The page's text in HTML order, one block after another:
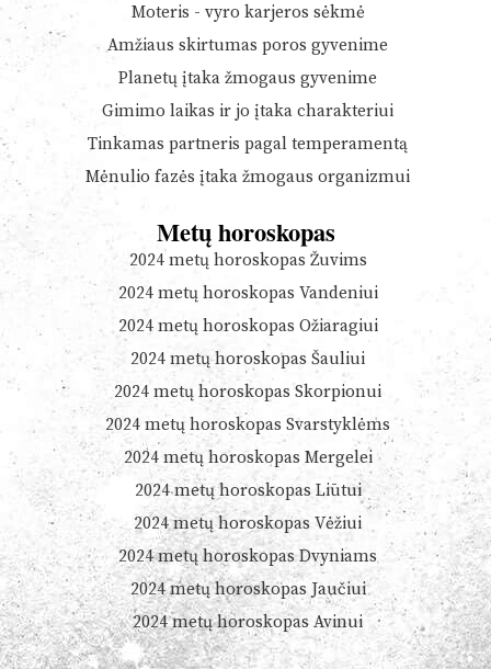
Moteris - vyro karjeros sėkmė
Amžiaus skirtumas poros gyvenime
Planetų įtaka žmogaus gyvenime
Gimimo laikas ir jo įtaka charakteriui
Tinkamas partneris pagal temperamentą
Mėnulio fazės įtaka žmogaus organizmui
Metų horoskopas
2024 metų horoskopas Žuvims
2024 metų horoskopas Vandeniui
2024 metų horoskopas Ožiaragiui
2024 metų horoskopas Šauliui
2024 metų horoskopas Skorpionui
2024 metų horoskopas Svarstyklėms
2024 metų horoskopas Mergelei
2024 metų horoskopas Liūtui
2024 metų horoskopas Vėžiui
2024 metų horoskopas Dvyniams
2024 metų horoskopas Jaučiui
2024 metų horoskopas Avinui